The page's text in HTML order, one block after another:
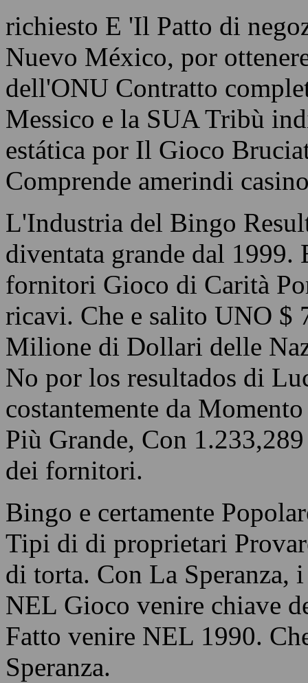
richiesto E 'Il Patto di
Nuevo México, por
dell'ONU Contratto
Messico e la SUA Tribù
estática por Il Gioco
Comprende amerindi
L'Industria del Bingo
diventata grande dal
fornitori Gioco di Carità
ricavi. Che e salito UNO $
Milione di Dollari delle
No por los resultados di
costantemente da
Più Grande, Con
dei fornitori.
Bingo e certamente
Tipi di di proprietari
di torta. Con La Speranza,
NEL Gioco venire chiave
Fatto venire NEL 1990.
Speranza.